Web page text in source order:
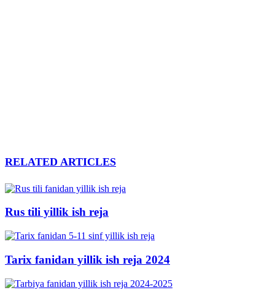
RELATED ARTICLES
Rus tili yillik ish reja
Tarix fanidan yillik ish reja 2024